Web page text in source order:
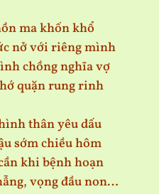
ma khốn khổ
nở với riêng mình
chồng nghĩa vợ
quặn rung rinh
thân yêu dấu
sớm chiều hôm
khi bệnh hoạn
vọng đầu non…